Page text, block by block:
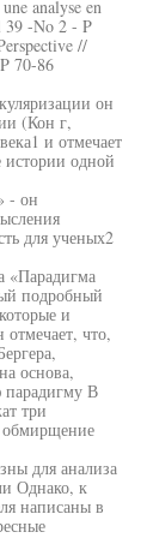
analyse en
39 -No 2 - P
//
70-86
он
(Кон г,
и отмечает
истории одной
- он
для ученых2
«Парадигма
подробный
и
что,
основа,
парадигму В
три
для анализа
Однако, к
написаны в